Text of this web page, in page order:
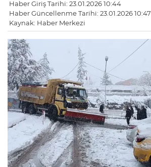
Haber Giriş Tarihi: 23.01.2026 10:44
Haber Güncellenme Tarihi: 23.01.2026 10:47
Kaynak: Haber Merkezi